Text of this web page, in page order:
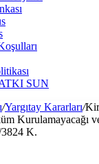
SUN
/Yargıtay Kararları/
Kurulamayacağı
K.